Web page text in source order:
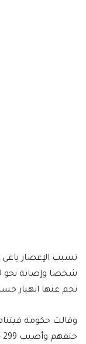
نجم عنها انهيار